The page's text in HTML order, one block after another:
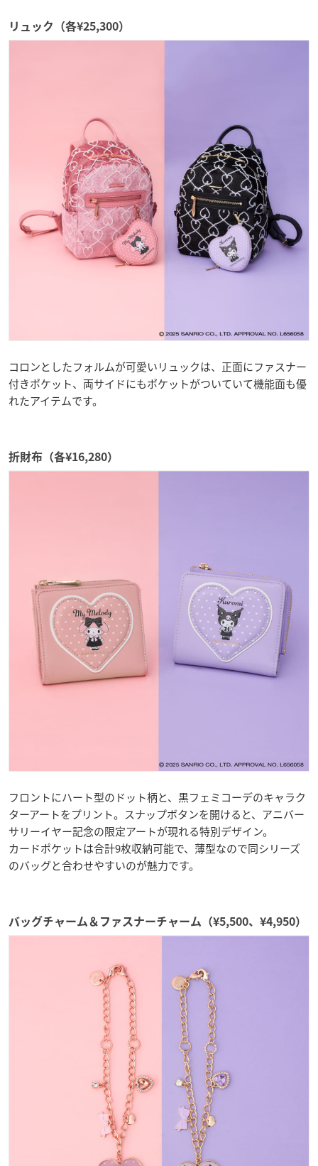
リュック（各¥25,300）
コロンとしたフォルムが可愛いリュックは、正面にファスナー
付きポケット、両サイドにもポケットがついていて機能面も優
れたアイテムです。
折財布（各¥16,280）
フロントにハート型のドット柄と、黒フェミコーデのキャラク
ターアートをプリント。スナップボタンを開けると、アニバー
サリーイヤー記念の限定アートが現れる特別デザイン。
カードポケットは合計9枚収納可能で、薄型なので同シリーズ
のバッグと合わせやすいのが魅力です。
バッグチャーム＆ファスナーチャーム（¥5,500、¥4,950）